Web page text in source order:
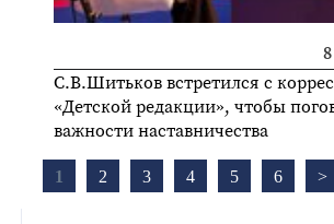
С.В.Шитьков встретился с
«Детской редакции», чтобы
важности наставничества
1 2 3 4 5 6 >